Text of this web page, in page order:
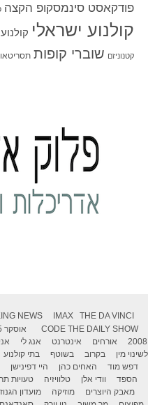
פודקאסט סינמסקופ הקצה
קולנוע ישראלי
קטנוניזם שוברי קופות
NEWS IMAX
THE DA VINCI
CODE THE DAILY SHOW אוסקר 2005
2008
אורחים אינטרנט אנג לי
לשינוי מין
בקרוב בשוטף בתי קולנוע
דפש מוד
האחים כהן היי דפינישן
הספד
וודי אלן טלוויזיה טעויות
מאבק היוצרים
מוזיקה מועדון